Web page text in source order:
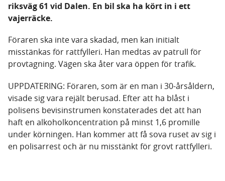
riksväg 61 vid Dalen. En bil ska ha kört in i ett
vajerräcke.
Föraren ska inte vara skadad, men kan initialt
misstänkas för rattfylleri. Han medtas av patrull för
provtagning. Vägen ska åter vara öppen för trafik.
UPPDATERING: Föraren, som är en man i 30-årsåldern,
visade sig vara rejält berusad. Efter att ha blåst i
polisens bevisinstrumen konstaterades det att han
haft en alkoholkoncentration på minst 1,6 promille
under körningen. Han kommer att få sova ruset av sig i
en polisarrest och är nu misstänkt för grovt rattfylleri.